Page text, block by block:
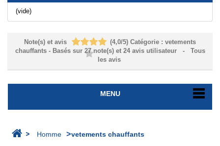
(vide)
Note(s) et avis (4,0/5) Catégorie : vetements
chauffants- Basés sur 27note(s) et 24avis utilisateur
- Tous
les avis
MENU
> Homme >vetements chauffants